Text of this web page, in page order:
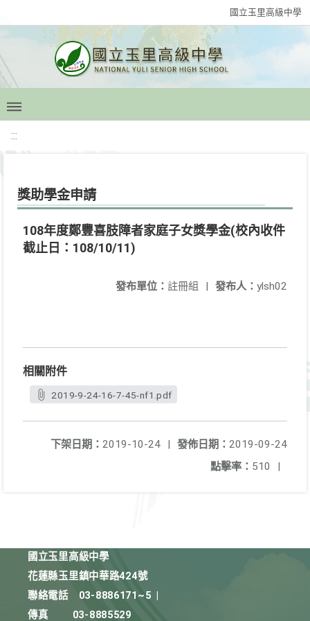
國立玉里高級中學
:::
獎助學金申請
108年度鄭豐喜肢障者家庭子女獎學金(校內收件
截止日：108/10/11)
發布人： ylsh02
發布單位： 註冊組 |
相關附件
2019-9-24-16-7-45-nf1.pdf
發佈日期： 2019-09-24
下架日期： 2019-10-24
|
點擊率： 510 |
國立玉里高級中學
花蓮縣玉里鎮中華路424號
聯絡電話
03-8886171~5
傳真
03-8885529